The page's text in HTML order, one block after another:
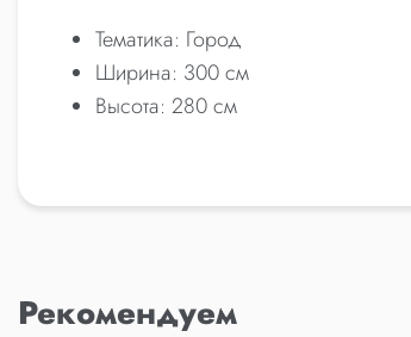
Тематика: Город
Ширина: 300 см
Высота: 280 см
Рекомендуем